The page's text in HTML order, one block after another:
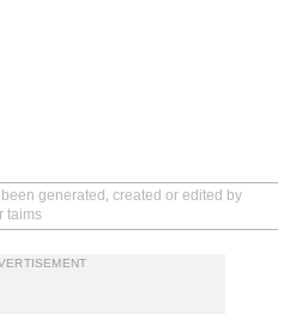
generated, created or edited by
taims